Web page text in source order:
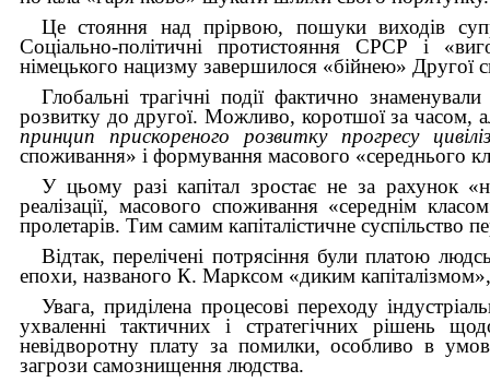
Це стояння над прірвою, пошуки виходів
Соціально-політичні протистояння СРСР і
німецького нацизму завершилося «бійнею» Другої
Глобальні трагічні події фактично
розвитку до другої. Можливо, коротшої за часом,
принцип прискореного розвитку прогресу
споживання» і формування масового «середнього
У цьому разі капітал зростає не за рахунок
реалізації, масового споживання «середнім
пролетарів. Тим самим капіталістичне суспільство
Відтак, перелічені потрясіння були платою
епохи, названого К. Марксом «диким
Увага, приділена процесові переходу
ухваленні тактичних і стратегічних рішень
невідворотну плату за помилки, особливо в
загрози самознищення людства.